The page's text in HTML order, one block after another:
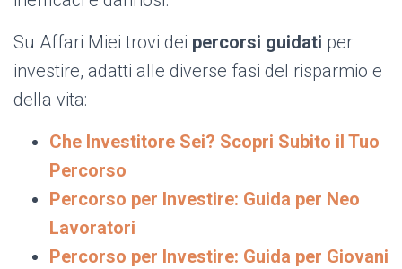
Su Affari Miei trovi dei percorsi guidati per
investire, adatti alle diverse fasi del risparmio e
della vita:
Che Investitore Sei? Scopri Subito il Tuo
Percorso
Percorso per Investire: Guida per Neo
Lavoratori
Percorso per Investire: Guida per Giovani